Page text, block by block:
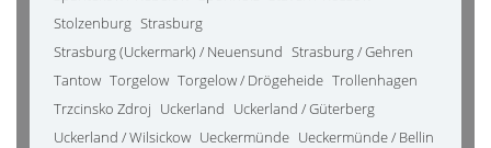
Stolzenburg Strasburg
Strasburg (Uckermark) / Neuensund Strasburg / Gehren
Tantow Torgelow Torgelow / Drögeheide Trollenhagen
Trzcinsko Zdroj Uckerland Uckerland / Güterberg
Uckerland / Wilsickow Ueckermünde Ueckermünde / Bellin